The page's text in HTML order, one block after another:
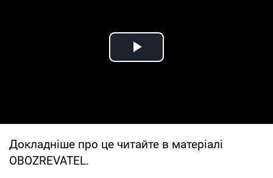
Play Video
Докладніше про це читайте в матеріалі
OBOZREVATEL.